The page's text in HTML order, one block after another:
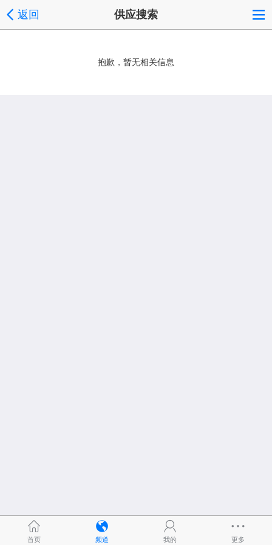
返回 供应搜索
抱歉，暂无相关信息
首页 频道 我的 更多